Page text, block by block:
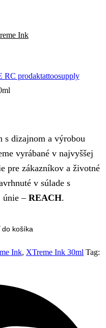
Ink
s dizajnom a výrobou
vyrábané v najvyššej
pre zákazníkov a životné
v súlade s
únie – REACH.
do košíka
Ink, XTreme Ink 30ml Tag: